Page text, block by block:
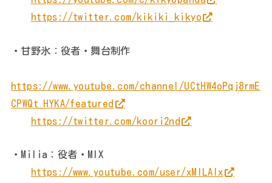
https://twitter.com/kikiki_kikyo
・甘野氷：役者・舞台制作
https://www.youtube.com/channel/UCtHW4oPqj8rmE
CPWQt_HYKA/featured
https://twitter.com/koori2nd
・Milia：役者・MIX
https://www.youtube.com/user/xMILAIx